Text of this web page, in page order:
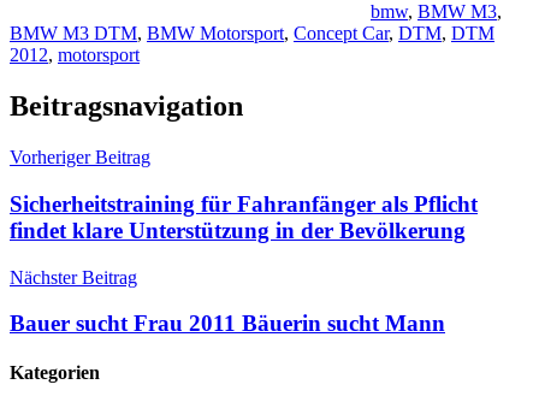
bmw, BMW M3,
BMW M3 DTM, BMW Motorsport, Concept Car, DTM, DTM
2012, motorsport
Beitragsnavigation
Vorheriger Beitrag
Sicherheitstraining für Fahranfänger als Pflicht
findet klare Unterstützung in der Bevölkerung
Nächster Beitrag
Bauer sucht Frau 2011 Bäuerin sucht Mann
Kategorien